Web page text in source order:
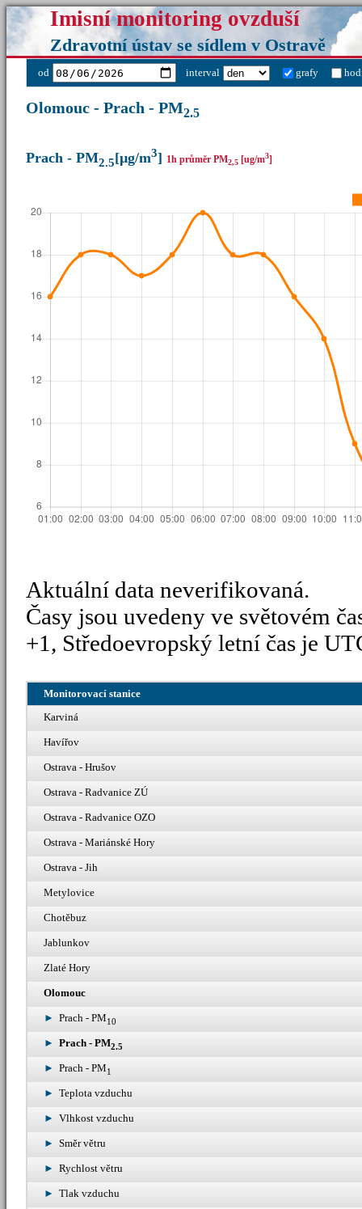
Imisní monitoring ovzduší
Zdravotní ústav se sídlem v Ostravě
Monitorovací stanice
Karviná
Havířov
Ostrava - Hrušov
Ostrava - Radvanice ZÚ
Ostrava - Radvanice OZO
Ostrava - Mariánské Hory
Ostrava - Jih
Metylovice
Chotěbuz
Jablunkov
Zlaté Hory
Olomouc
Prach - PM10
Prach - PM2.5
Prach - PM1
Teplota vzduchu
Vlhkost vzduchu
Směr větru
Rychlost větru
Tlak vzduchu
od interval grafy
Olomouc - Prach - PM2.5
Prach - PM2.5[µg/m3] 1h průměr PM2,5 [ug/m3]
Aktuální data neverifikovaná.
Časy jsou uvedeny ve světovém
+1, Středoevropský letní čas je